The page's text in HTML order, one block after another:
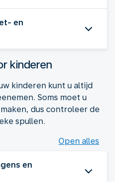
en
kinderen
kinderen kunt u altijd
Soms moet u
dus controleer de
spullen.
Open alles
en